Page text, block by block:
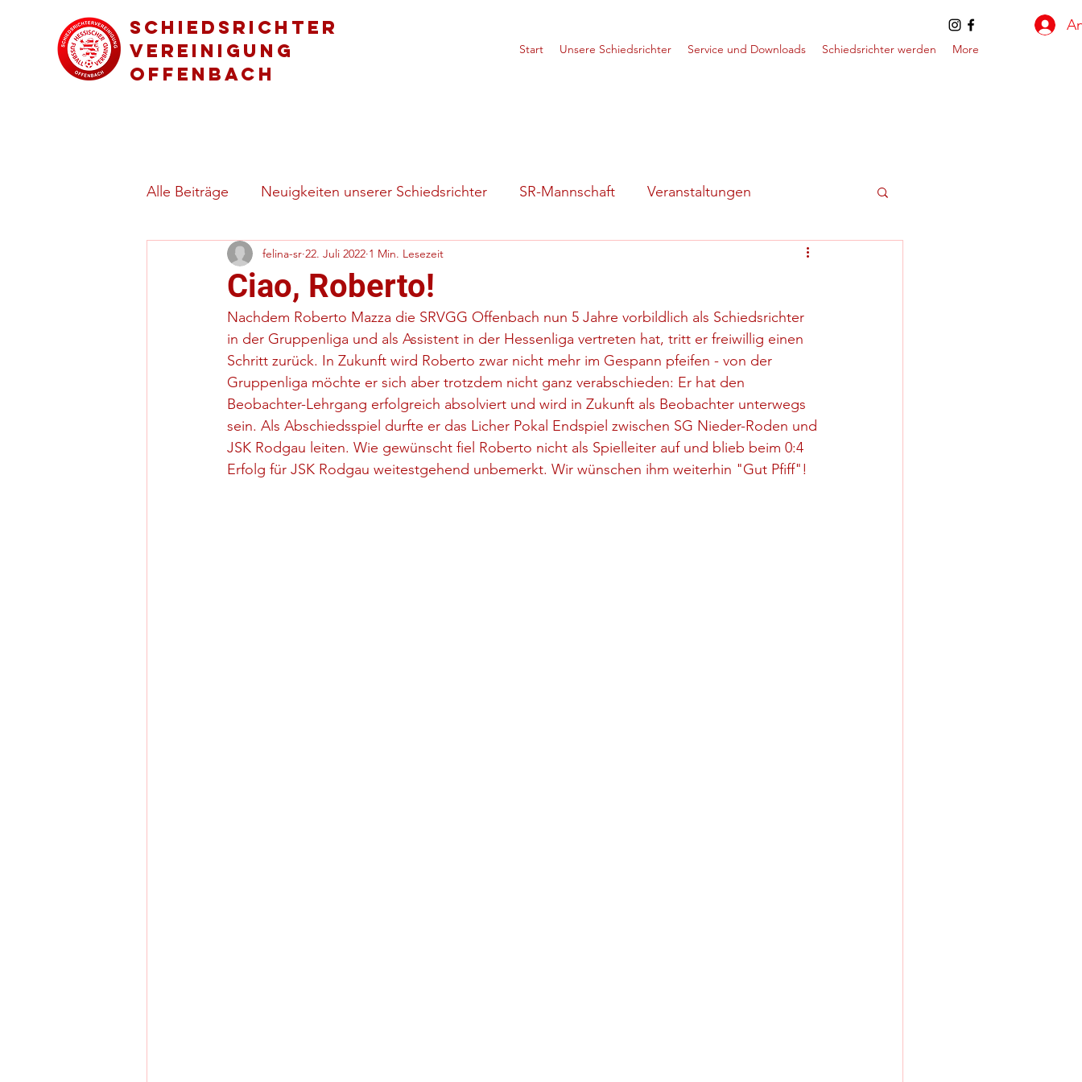
Schiedsrichter
vereinigung
Offenbach
Start Unsere Schiedsrichter Service und Downloads Schiedsrichter werden More
Alle Beiträge Neuigkeiten unserer Schiedsrichter SR-Mannschaft Veranstaltungen
Regeln & besondere Spielsituationen
Ciao, Roberto!
felina-sr 22. Juli 2022 1 Min. Lesezeit
Nachdem Roberto Mazza die SRVGG Offenbach nun 5 Jahre vorbildlich als Schiedsrichter
in der Gruppenliga und als Assistent in der Hessenliga vertreten hat, tritt er freiwillig einen
Schritt zurück. In Zukunft wird Roberto zwar nicht mehr im Gespann pfeifen - von der
Gruppenliga möchte er sich aber trotzdem nicht ganz verabschieden: Er hat den
Beobachter-Lehrgang erfolgreich absolviert und wird in Zukunft als Beobachter unterwegs
sein. Als Abschiedsspiel durfte er das Licher Pokal Endspiel zwischen SG Nieder-Roden und
JSK Rodgau leiten. Wie gewünscht fiel Roberto nicht als Spielleiter auf und blieb beim 0:4
Erfolg für JSK Rodgau weitestgehend unbemerkt. Wir wünschen ihm weiterhin "Gut Pfiff"!